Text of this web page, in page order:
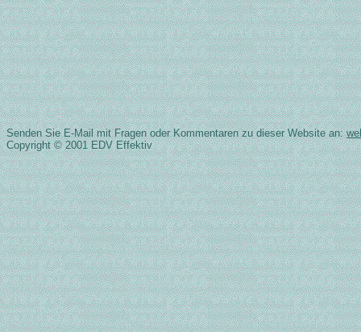
Senden Sie E-Mail mit Fragen oder Kommentaren zu dieser Website an:
Copyright © 2001 EDV Effektiv